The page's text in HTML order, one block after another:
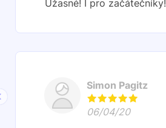
Úžasné! I pro začátečníky!
Simon Pagitz
06/04/20